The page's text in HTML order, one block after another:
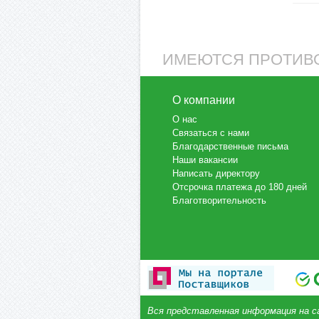
ИМЕЮТСЯ
О компании
О нас
Связаться с нами
Благодарственные письма
Наши вакансии
Написать директору
Отсрочка платежа до 180 дней
Благотворительность
Вся представленная информация на